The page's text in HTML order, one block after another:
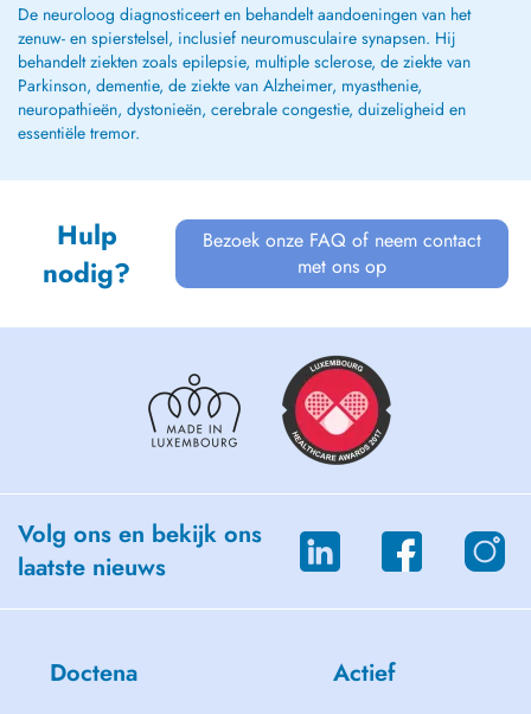
De neuroloog diagnosticeert en behandelt aandoeningen van het
zenuw- en spierstelsel, inclusief neuromusculaire synapsen. Hij
behandelt ziekten zoals epilepsie, multiple sclerose, de ziekte van
Parkinson, dementie, de ziekte van Alzheimer, myasthenie,
neuropathieën, dystonieën, cerebrale congestie, duizeligheid en
essentiële tremor.
Hulp
nodig?
Bezoek onze FAQ of neem contact
met ons op
Volg ons en bekijk ons
laatste nieuws
Doctena Actief